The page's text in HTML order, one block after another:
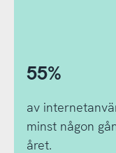
55%
av
minst någon
året.